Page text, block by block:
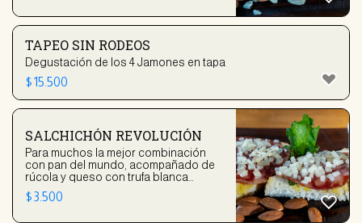
TAPEO SIN RODEOS
Degustación de los 4 Jamones en tapa
$15.500
SALCHICHÓN REVOLUCIÓN
Para muchos la mejor combinación
con pan del mundo, acompañado de
rúcola y queso con trufa blanca
rallado
$3.500